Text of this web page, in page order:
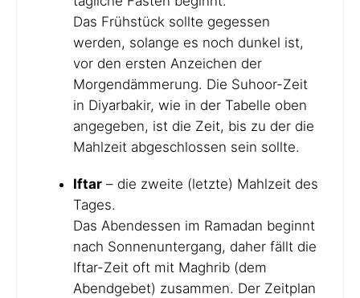
Das Frühstück sollte gegessen
werden, solange es noch dunkel ist,
vor den ersten Anzeichen der
Morgendämmerung. Die Suhoor-Zeit
in Diyarbakir, wie in der Tabelle oben
angegeben, ist die Zeit, bis zu der die
Mahlzeit abgeschlossen sein sollte.
Iftar – die zweite (letzte) Mahlzeit des
Tages.
Das Abendessen im Ramadan beginnt
nach Sonnenuntergang, daher fällt die
Iftar-Zeit oft mit Maghrib (dem
Abendgebet) zusammen. Der Zeitplan